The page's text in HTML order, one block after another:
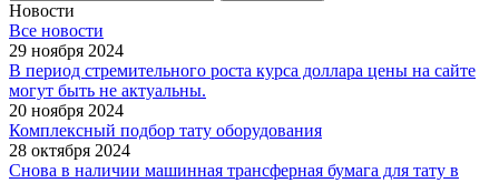
Новости
Все новости
29 ноября 2024
В период стремительного роста курса доллара цены на сайте
могут быть не актуальны.
20 ноября 2024
Комплексный подбор тату оборудования
28 октября 2024
Снова в наличии машинная трансферная бумага для тату в